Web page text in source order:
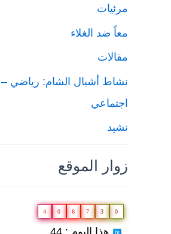
مرئيات
معاً ضد الغلاء
مقالات
نشاط أشبال الشام: رياضي
اجتماعي
نشيد
زوار الموقع
4 0 6 7 3 0